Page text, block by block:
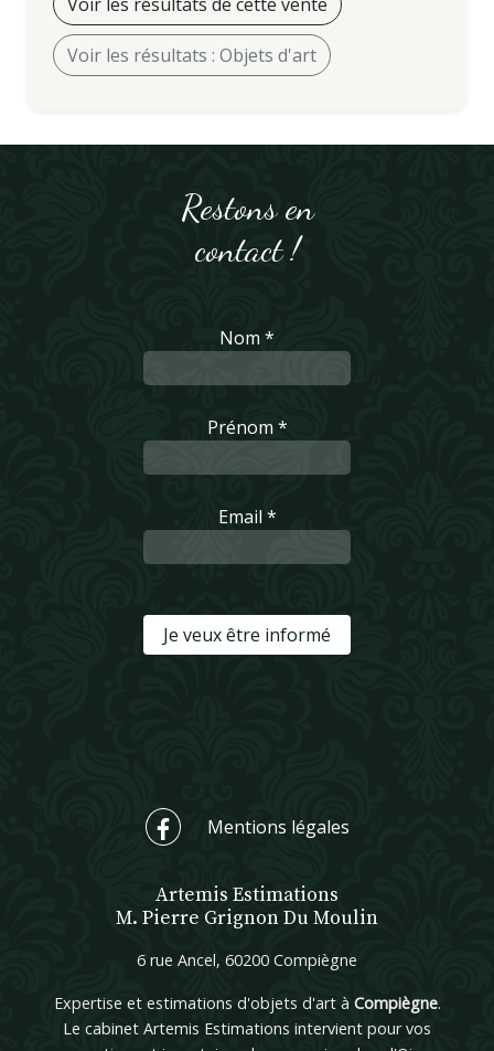
Voir les résultats : Objets d'art
Restons en
contact !
Nom *
Prénom *
Email *
Je veux être informé
Mentions légales
Artemis Estimations
M. Pierre Grignon Du Moulin
6 rue Ancel, 60200 Compiègne
Expertise et estimations d'objets d'art à Compiègne.
Le cabinet Artemis Estimations intervient pour vos